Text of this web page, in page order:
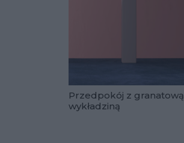
Przedpokój z granatową
wykładziną